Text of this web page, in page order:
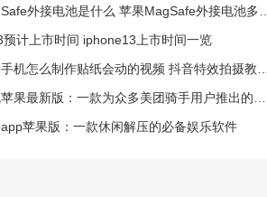
外接电池是什么 苹果MagSafe外接电池多少钱怎么买
预计上市时间 iphone13上市时间一览
机怎么制作贴纸会动的视频 抖音特效拍摄教程介绍
最新版：一款为众多美团骑手用户推出的外卖抢单软件
苹果版：一款休闲解压的必备娱乐软件